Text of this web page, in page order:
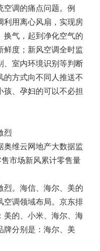
空调的痛点问题。例
利用离心风扇，实现房
换气，起到净化空气的
鲜度；新风空调全时监
、室内环境识别等判断
的方式向不同人推送不
、孕妇的可以不必担
烈
奥维云网地产大数据监
市场新风累计零售量
烈。海信、海尔、美的
空调领域布局。京东排
美的、小米、海尔、海
牌分别是：海尔、美